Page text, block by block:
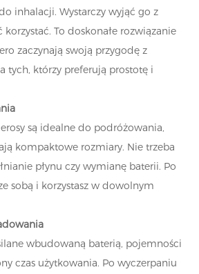
inhalacji. Wystarczy wyjąć go z
To doskonałe rozwiązanie
zaczynają swoją przygodę z
tych, którzy preferują prostotę i
są idealne do podróżowania,
kompaktowe rozmiary. Nie trzeba
płynu czy wymianę baterii. Po
sobą i korzystasz w dowolnym
wbudowaną baterią, pojemności
czas użytkowania. Po wyczerpaniu